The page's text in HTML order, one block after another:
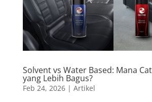
Solvent vs Water Based: Mana
yang Lebih Bagus?
Feb 24, 2026| Artikel